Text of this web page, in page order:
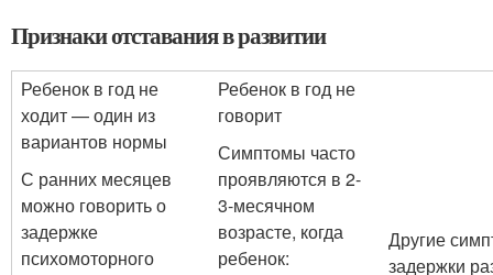
Признаки отставания в развитии
Ребенок в год не
ходит — один из
вариантов нормы
С ранних месяцев
можно говорить о
задержке
психомоторного
Ребенок в год не
говорит
Симптомы часто
проявляются в 2-
3-месячном
возрасте, когда
ребенок:
Другие
задержки